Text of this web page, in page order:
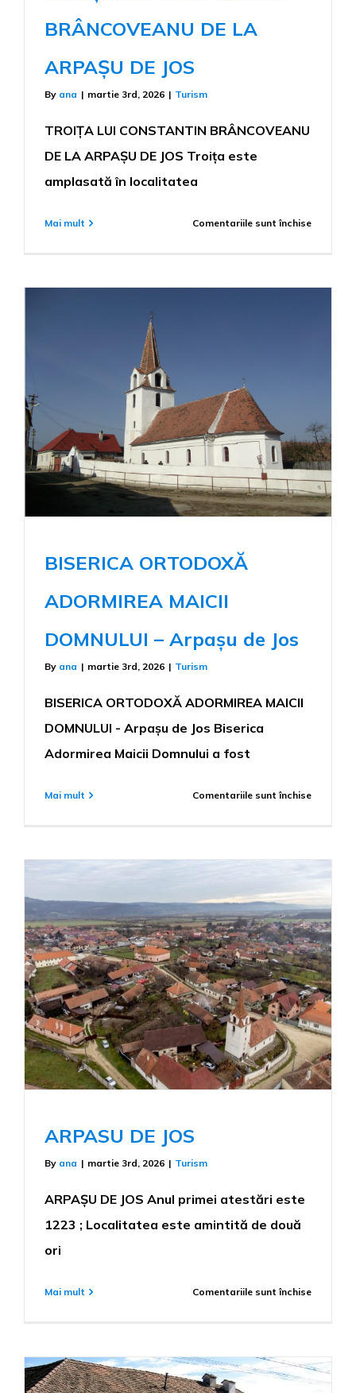
BRÂNCOVEANU DE LA
ARPAȘU DE JOS
By ana | martie 3rd, 2026 | Turism
TROIȚA LUI CONSTANTIN BRÂNCOVEANU
DE LA ARPAȘU DE JOS Troița este
amplasată în localitatea
Mai mult Comentariile sunt închisepentru
BISERICA ORTODOXĂ
ADORMIREA MAICII
DOMNULUI – Arpașu de Jos
By ana | martie 3rd, 2026 | Turism
BISERICA ORTODOXĂ ADORMIREA MAICII
DOMNULUI - Arpașu de Jos Biserica
Adormirea Maicii Domnului a fost
Mai mult Comentariile sunt închisepentru
–
Arpașu
de
Jos
ARPASU DE JOS
By ana | martie 3rd, 2026 | Turism
ARPAȘU DE JOS Anul primei atestări este
1223 ; Localitatea este amintită de două
ori
Mai mult Comentariile sunt închisepentru